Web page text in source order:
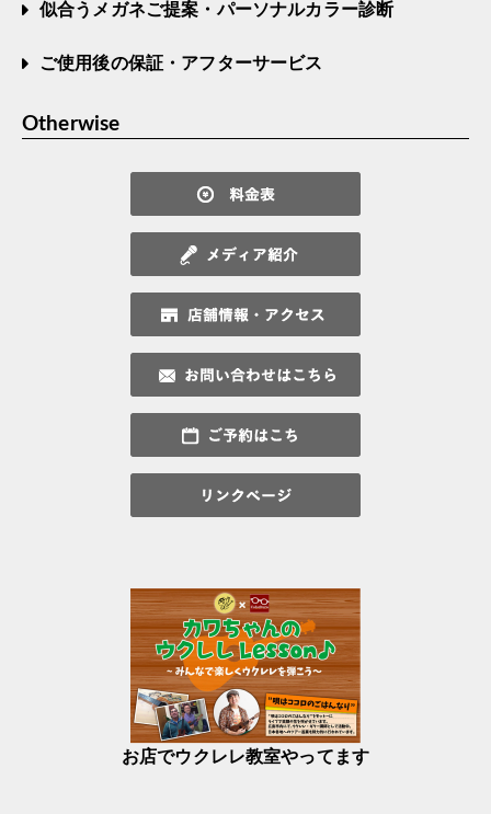
似合うメガネご提案・パーソナルカラー診断
ご使用後の保証・アフターサービス
Otherwise
お店でウクレレ教室やってます